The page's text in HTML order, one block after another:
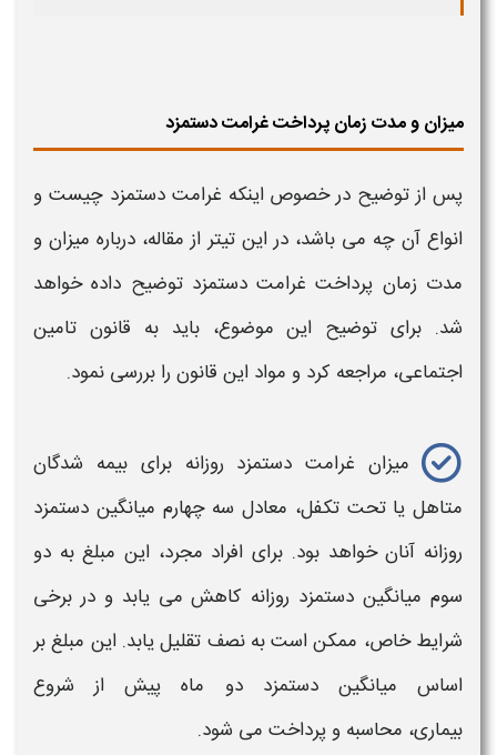
میزان و مدت زمان پرداخت غرامت دستمزد
پس از توضیح در خصوص اینکه غرامت دستمزد چیست و
انواع آن چه می باشد، در این تیتر از مقاله، درباره میزان و
مدت زمان پرداخت غرامت دستمزدتوضیح داده خواهد
شد. برای توضیح این موضوع، باید به قانون تامین
اجتماعی، مراجعه کرد و مواد این قانون را بررسی نمود.
میزان غرامت دستمزد روزانه برای بیمه‌ شدگان
متاهل یا تحت تکفل، معادل سه‌ چهارم میانگین دستمزد
روزانه آنان خواهد بود. برای افراد مجرد، این مبلغ به دو‌
سوم میانگیندستمزد روزانه کاهش می‌ یابد و در برخی
شرایطخاص، ممکن است به نصف تقلیل یابد. این مبلغ بر
اساس میانگین دستمزد دو ماه پیش از شروع
بیماری، محاسبه و پرداخت می‌ شود.